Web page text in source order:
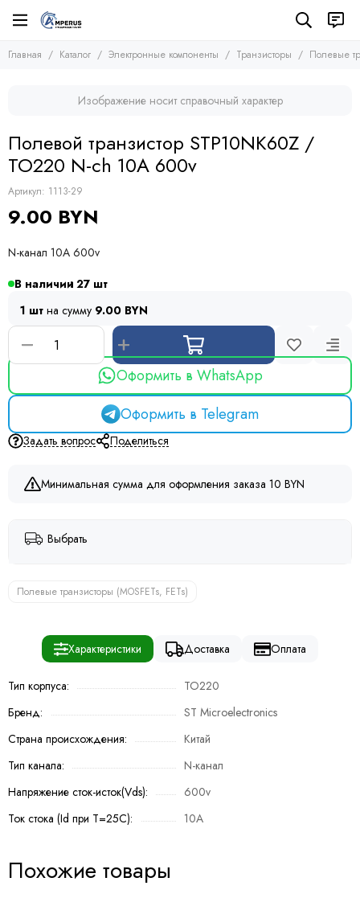
Электронные компоненты
Транзисторы
Транзисторы
Биполярные транзисторы (BJTs)
Тиристоры и симисторы
Модули
Резисторы
Предохранители
Дроссели
Фоточувствительные элементы
Главная Каталог Электронные компоненты Транзисторы Полевые
Изображение носит справочный характер
Полевой транзистор STP10NK60Z /
TO220 N-ch 10A 600v
Артикул: 1113-29
9.00 BYN
N-канал 10A 600v
В наличии 27
1 шт на сумму 9.00 BYN
Оформить в WhatsApp
Оформить в Telegram
Задать вопрос Поделиться
Минимальная сумма для оформления заказа 10 BYN
Выбрать
Полевые транзисторы (MOSFETs, FETs)
Характеристики Доставка Оплата
Тип корпуса:
TO220
Бренд:
ST Microelectronics
Страна происхождения:
Китай
Тип канала:
N-канал
Напряжение сток-исток(Vds):
600v
Ток стока (Id при T=25C):
10A
Похожие товары